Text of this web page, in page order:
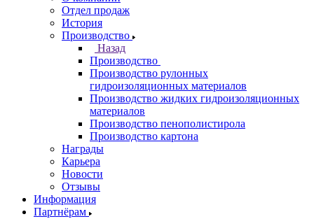
Отдел продаж
История
Производство
Назад
Производство
Производство рулонных
гидроизоляционных материалов
Производство жидких гидроизоляционных
материалов
Производство пенополистирола
Производство картона
Награды
Карьера
Новости
Отзывы
Информация
Партнёрам